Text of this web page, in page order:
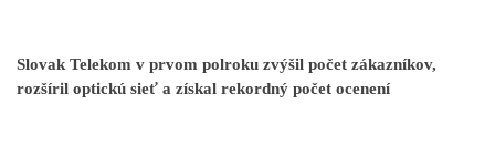
Slovak Telekom v prvom polroku zvýšil počet zákazníkov,
rozšíril optickú sieť a získal rekordný počet ocenení